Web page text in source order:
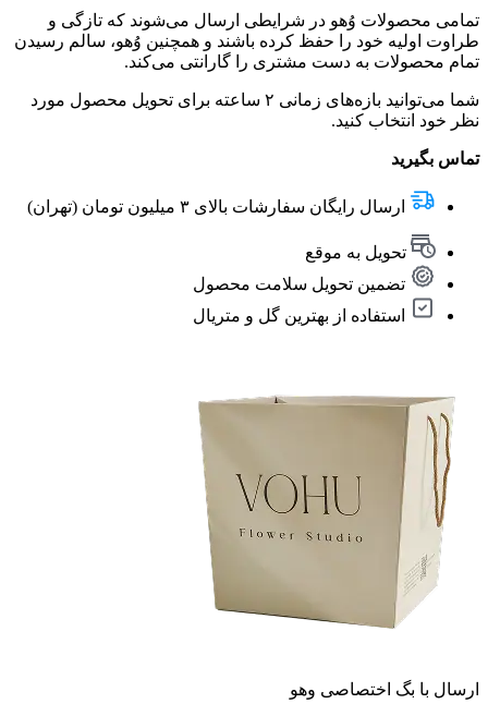
تمامی محصولات وُهو در شرایطی ارسال می‌شوند که تازگی و
طراوت اولیه خود را حفظ کرده باشند و همچنین وُهو، سالم رسیدن
تمام محصولات به دست مشتری را گارانتی می‌کند.
شما می‌توانید بازه‌های زمانی ۲ ساعته برای تحویل محصول مورد
نظر خود انتخاب کنید.
تماس بگیرید
ارسال رایگان سفارشات بالای ۳ میلیون تومان (تهران)
تحویل به موقع
تضمین تحویل سلامت محصول
استفاده از بهترین گل و متریال
ارسال با بگ اختصاصی وهو